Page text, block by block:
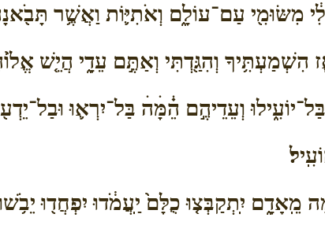
לִ֔י מִשּׂוּמִ֖י עַם־עוֹלָ֑ם וְאֹתִיּ֛וֹת וַאֲשֶׁ֥ר תָּבֹ֖אנָה
וְהִגַּ֖דְתִּי וְאַתֶּ֣ם עֵדָ֑י הֲיֵ֤שׁ אֱל֙וֹהַּ֙
וְעֵדֵיהֶ֣ם הֵׄ֗מָּׄהׄ בַּל־יִרְא֛וּ
מֵֽאָדָ֑ם יִֽתְקַבְּצ֤וּ כֻלָּם֙ יַֽעֲמֹ֔דוּ יִפְחֲד֖וּ יֵבֹ֥שׁוּ